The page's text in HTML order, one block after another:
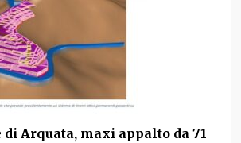
Arquata, maxi appalto da 71